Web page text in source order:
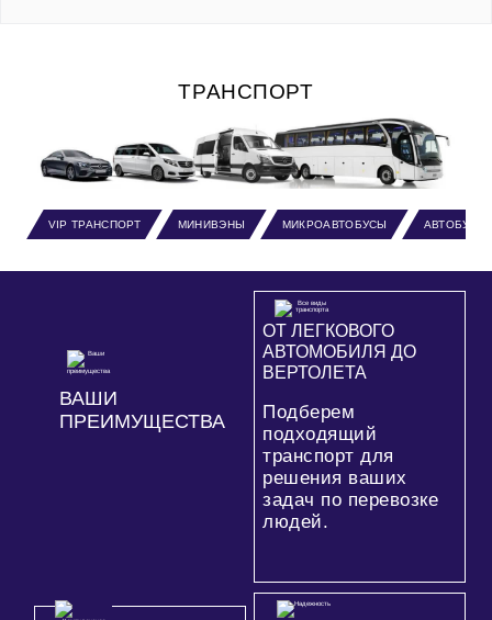
ТРАНСПОРТ
VIP ТРАНСПОРТ МИНИВЭНЫ МИКРОАВТОБУСЫ АВТОБУСЫ
ВАШИ
ПРЕИМУЩЕСТВА
ОТ ЛЕГКОВОГО
АВТОМОБИЛЯ ДО
ВЕРТОЛЕТА
Подберем
подходящий
транспорт для
решения ваших
задач по перевозке
людей.